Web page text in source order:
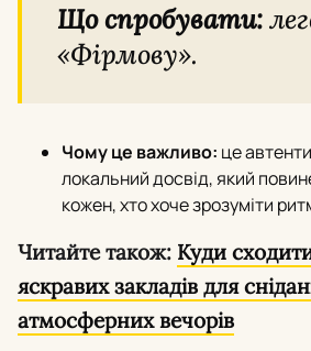
Що спробувати:
«Фірмову».
Чому це важливо: це
локальний досвід, який
кожен, хто хоче зрозуміти
Читайте також: Куди
яскравих закладів для
атмосферних вечорів